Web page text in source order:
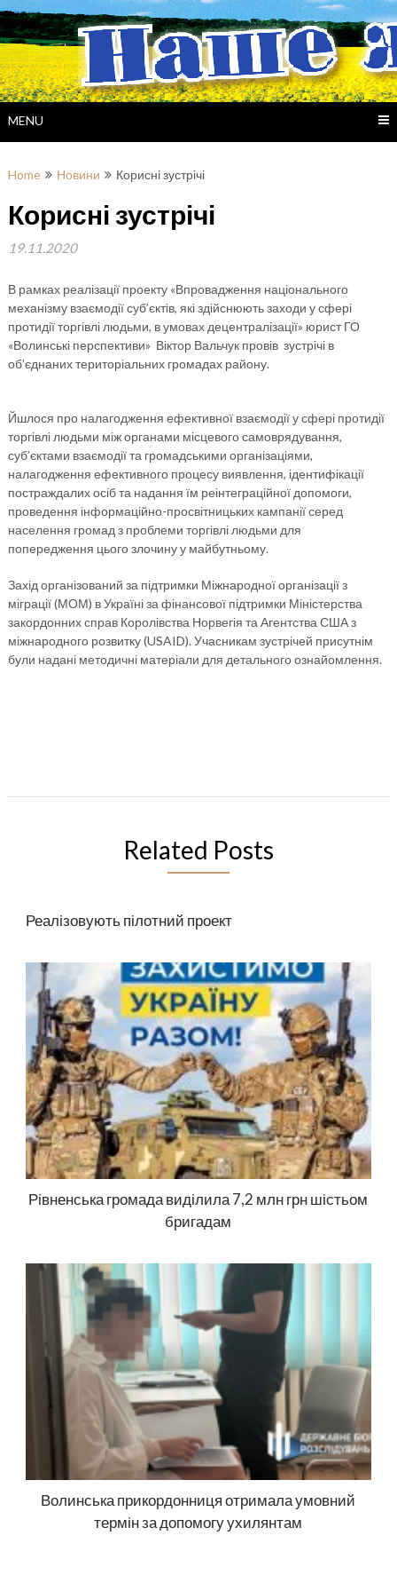
Skip
to
content
MENU
Home Новини Корисні зустрічі
Корисні зустрічі
19.11.2020
В рамках реалізації проекту «Впровадження національного
механізму взаємодії суб’єктів, які здійснюють заходи у сфері
протидії торгівлі людьми, в умовах децентралізації» юрист ГО
«Волинські перспективи» Віктор Вальчук провів зустрічі в
об’єднаних територіальних громадах району.
Йшлося про налагодження ефективної взаємодії у сфері протидії
торгівлі людьми між органами місцевого самоврядування,
суб’єктами взаємодії та громадськими організаціями,
налагодження ефективного процесу виявлення, ідентифікації
постраждалих осіб та надання їм реінтеграційної допомоги,
проведення інформаційно-просвітницьких кампанії серед
населення громад з проблеми торгівлі людьми для
попередження цього злочину у майбутньому.
Захід організований за підтримки Міжнародної організації з
міграції (МОМ) в Україні за фінансової підтримки Міністерства
закордонних справ Королівства Норвегія та Агентства США з
міжнародного розвитку (USAID). Учасникам зустрічей присутнім
були надані методичні матеріали для детального ознайомлення.
Related Posts
Реалізовують пілотний проект
Рівненська громада виділила 7,2 млн грн шістьом
бригадам
Волинська прикордонниця отримала умовний
термін за допомогу ухилянтам